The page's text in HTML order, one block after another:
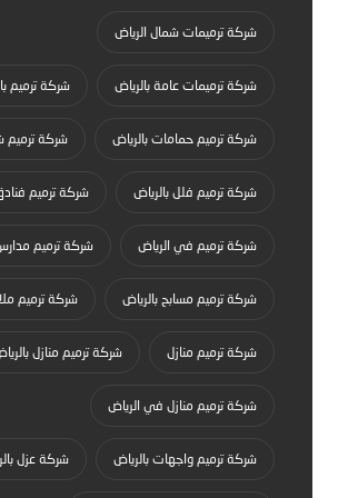
شركة ترميمات شمال الرياض
شركة ترميمات عامة بالرياض شركة ترميم
شركة ترميم حمامات بالرياض شركة ترميم
شركة ترميم فلل بالرياض شركة ترميم
شركة ترميم في الرياض شركة ترميم
شركة ترميم مسابح بالرياض شركة ترميم
شركة ترميم منازل شركة ترميم منازل
شركة ترميم منازل في الرياض
شركة ترميم واجهات بالرياض شركة عزل